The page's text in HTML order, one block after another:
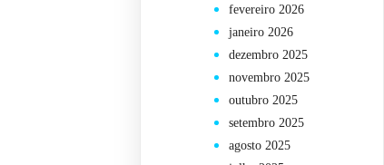
fevereiro 2026
janeiro 2026
dezembro 2025
novembro 2025
outubro 2025
setembro 2025
agosto 2025